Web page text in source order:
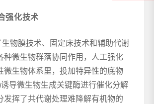
强化技术
物膜技术、固定床技术和辅助代谢
种微生物群落协同作用，人工强化
微生物体系里，投加特异性的底物
诱导微生物生成关键酶进行催化分解
发挥了共代谢处理难降解有机物的